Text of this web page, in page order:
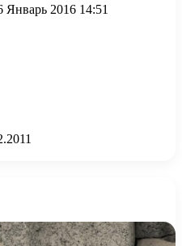
Январь 2016 14:51